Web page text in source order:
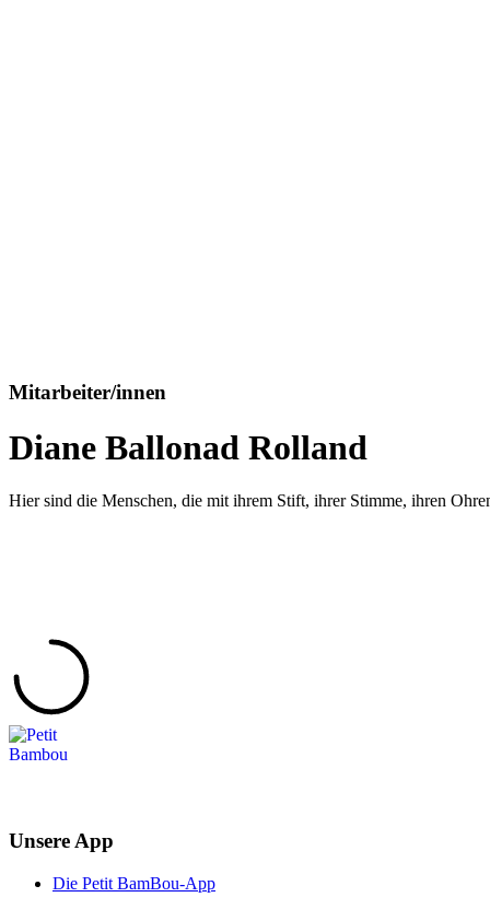
Mitarbeiter/innen
Diane Ballonad Rolland
Hier sind die Menschen, die mit ihrem Stift, ihrer Stimme, ihren
Unsere App
Die Petit BamBou-App